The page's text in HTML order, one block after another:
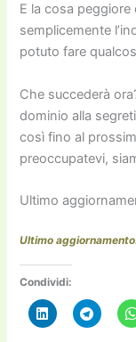
E la cosa
semplicemente
potuto fare
Che succederà
dominio alla
così fino al
preoccupatevi,
Ultimo
Ultimo
Condividi: